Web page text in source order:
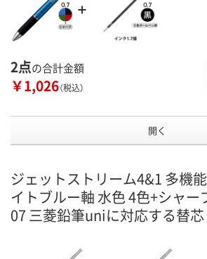
2点の合計金額
￥1,026（税込）
開く
ジェットストリーム4&1 多機
イトブルー軸 水色 4色+シャー
07 三菱鉛筆uniに対応する替芯